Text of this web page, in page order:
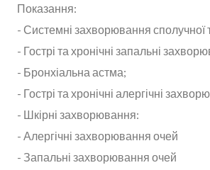
Показання:
- Системні захворювання сполучної
- Гострі та хронічні запальні
- Бронхіальна астма;
- Гострі та хронічні алергічні
- Шкірні захворювання:
- Алергічні захворювання очей
- Запальні захворювання очей